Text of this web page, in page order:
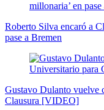
Roberto Silva encaró a
pase a Bremen
Gustavo Dulanto vuelve
Clausura [VIDEO]